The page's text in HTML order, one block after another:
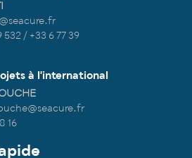
532 / +33 6 77 39
à l'international
16